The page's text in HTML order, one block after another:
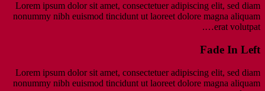
Lorem ipsum dolor sit amet, consectetuer adipiscing elit, sed diam
nonummy nibh euismod tincidunt ut laoreet dolore magna aliquam
erat volutpat….
Fade In Left
Lorem ipsum dolor sit amet, consectetuer adipiscing elit, sed diam
nonummy nibh euismod tincidunt ut laoreet dolore magna aliquam